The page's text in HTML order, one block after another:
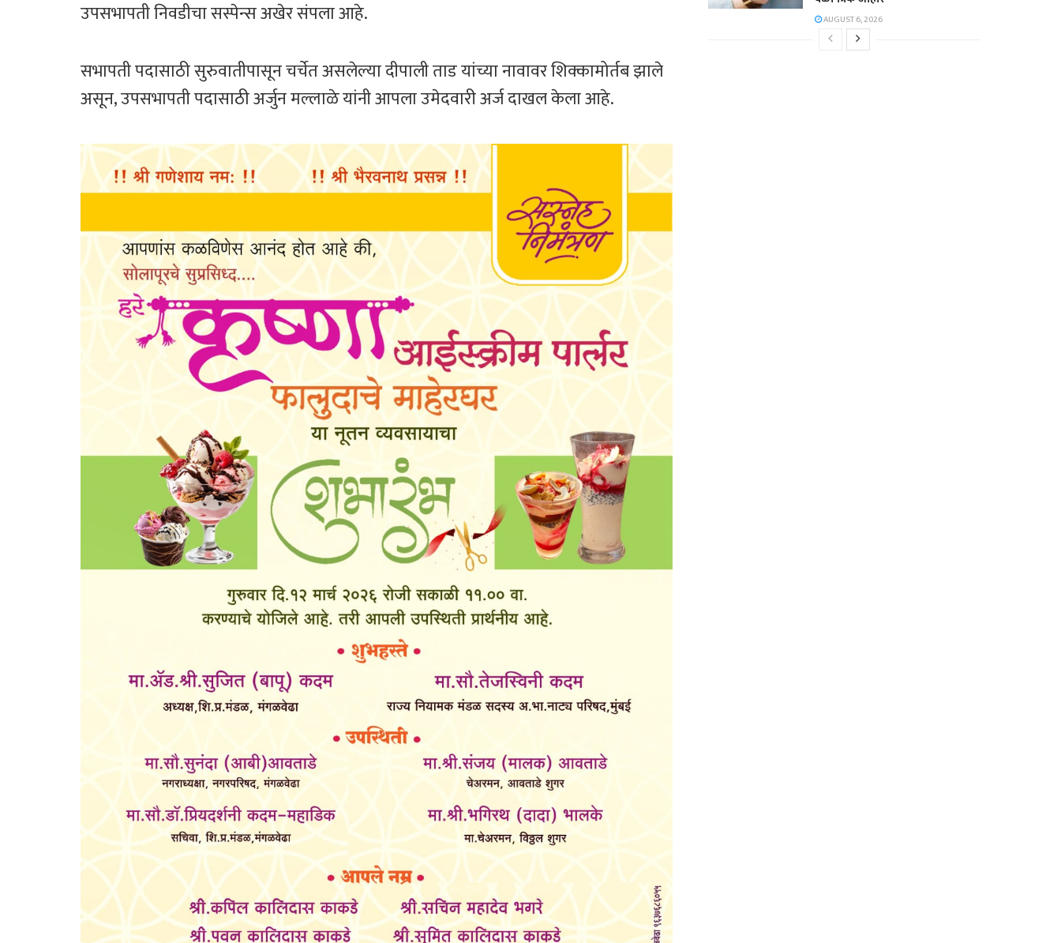
p
उपसभापती निवडीचा सस्पेन्स अखेर संपला आहे.
सभापती पदासाठी सुरुवातीपासून चर्चेत असलेल्या दीपाली ताड यांच्या नावावर शिक्कामोर्तब झाले
असून, उपसभापती पदासाठी अर्जुन मल्लाळे यांनी आपला उमेदवारी अर्ज दाखल केला आहे.
AUGUST 6, 2026